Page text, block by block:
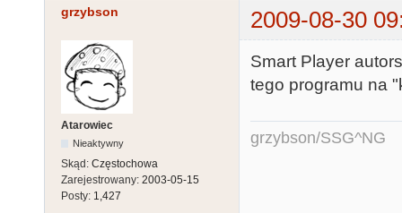
grzybson 2009-08-30
Atarowiec
Nieaktywny
Skąd: Częstochowa
Zarejestrowany: 2003-05-15
Posty: 1,427
Smart Player
tego programu na
grzybson/SSG^NG